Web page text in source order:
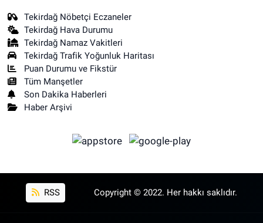
Tekirdağ Nöbetçi Eczaneler
Tekirdağ Hava Durumu
Tekirdağ Namaz Vakitleri
Tekirdağ Trafik Yoğunluk Haritası
Puan Durumu ve Fikstür
Tüm Manşetler
Son Dakika Haberleri
Haber Arşivi
RSS Copyright © 2022. Her hakkı saklıdır.